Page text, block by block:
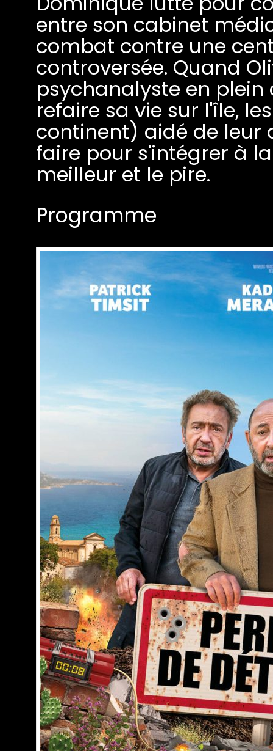
entre son cabinet
combat contre une
controversée. Quand
psychanalyste en
refaire sa vie sur l'île,
continent) aidé de leur
faire pour s'intégrer à
meilleur et le pire.
Programme